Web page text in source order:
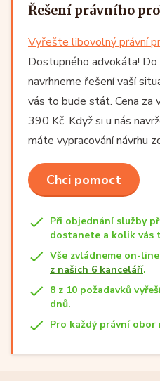
Řešení právního
Vyřešte libovolný právní
Dostupného advokáta!
navrhneme řešení vaší
vás to bude stát. Cena za
390 Kč. Když si u nás
máte vypracování návrhu
Chci pomoct
Při objednání služby
dostanete a kolik vás
Vše zvládneme on-
z našich 6 kanceláří.
8 z 10 požadavků
dnů.
Pro každý právní obor